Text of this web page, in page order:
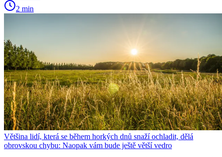
2 min
Většina lidí, která se během horkých dnů snaží ochladit, dělá
obrovskou chybu: Naopak vám bude ještě větší vedro